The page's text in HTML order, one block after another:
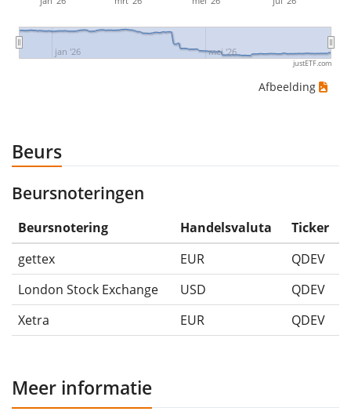
jan '26 mei '26
justETF.com
Afbeelding
Beurs
Beursnoteringen
Beursnotering Handelsvaluta
Ticker
gettex
EUR
QDEV
London Stock Exchange
USD
QDEV
Xetra
EUR QDEV
Meer informatie